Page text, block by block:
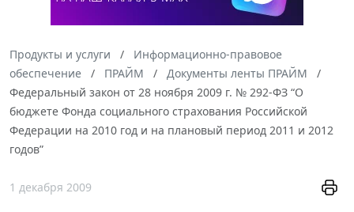
Продукты и услуги
Информационно-правовое
обеспечение
ПРАЙМ
Документы ленты ПРАЙМ
Федеральный закон от 28 ноября 2009 г. № 292-ФЗ “О
бюджете Фонда социального страхования Российской
Федерации на 2010 год и на плановый период 2011 и 2012
годов”
1 декабря 2009